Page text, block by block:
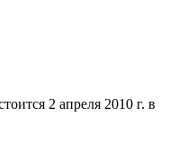
2 апреля 2010 г. в